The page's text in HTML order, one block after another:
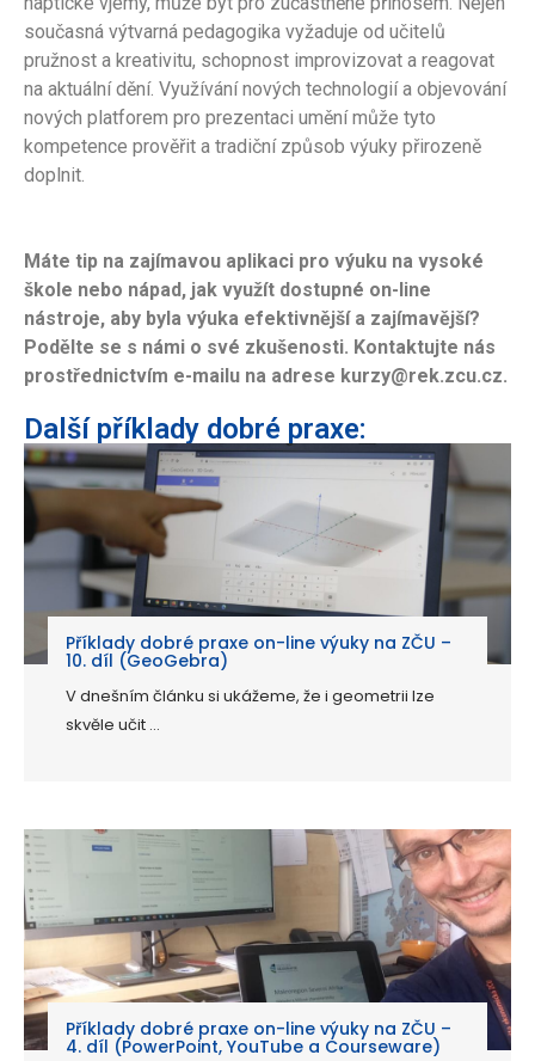
současná výtvarná pedagogika vyžaduje od učitelů
pružnost a kreativitu, schopnost improvizovat a reagovat
na aktuální dění. Využívání nových technologií a objevování
nových platforem pro prezentaci umění může tyto
kompetence prověřit a tradiční způsob výuky přirozeně
doplnit.
Máte tip na zajímavou aplikaci pro výuku na vysoké
škole nebo nápad, jak využít dostupné on-line
nástroje, aby byla výuka efektivnější a zajímavější?
Podělte se s námi o své zkušenosti. Kontaktujte nás
prostřednictvím e-mailu na adrese kurzy@rek.zcu.cz.
Další příklady dobré praxe:
Příklady dobré praxe on-line výuky na ZČU –
10. díl (GeoGebra)
V dnešním článku si ukážeme, že i geometrii lze
skvěle učit ...
Příklady dobré praxe on-line výuky na ZČU –
4. díl (PowerPoint, YouTube a Courseware)